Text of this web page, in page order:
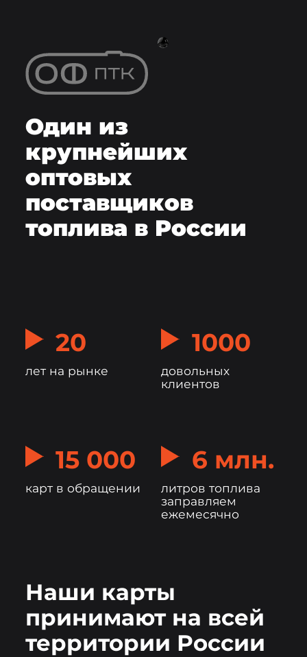
Один из
крупнейших
оптовых
поставщиков
топлива в России
20
лет на рынке
1000
довольных
клиентов
15 000
карт в обращении
6 млн.
литров топлива
заправляем
ежемесячно
Наши карты
принимают на всей
территории России